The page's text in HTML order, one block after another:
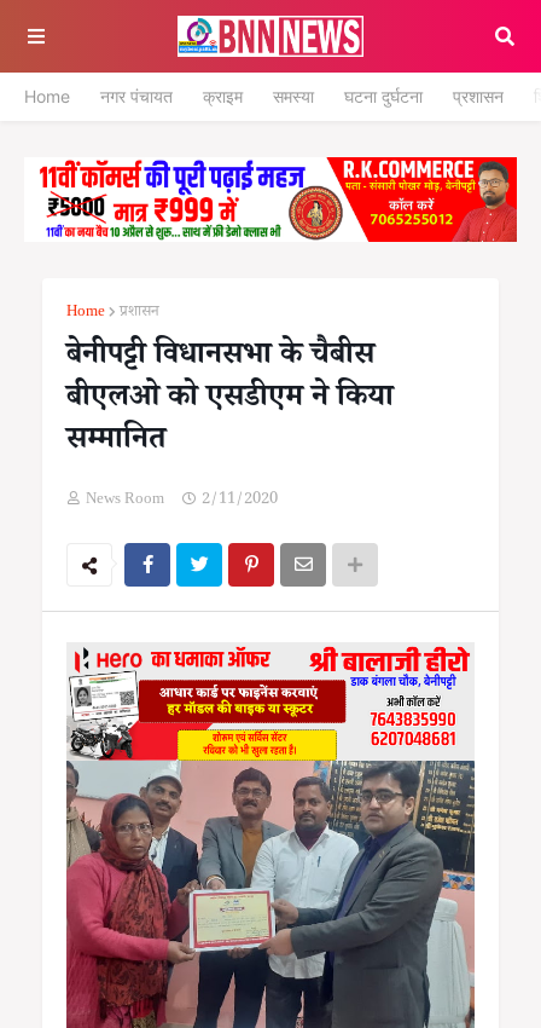
Home नगर पंचायत क्राइम समस्या घटना दुर्घटना प्रशासन
Home प्रशासन
बेनीपट्टी विधानसभा के चैबीस
बीएलओ को एसडीएम ने किया
सम्मानित
News Room 2/11/2020